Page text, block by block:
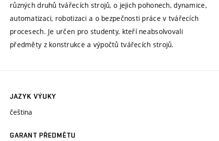
různých druhů tvářecích strojů, o jejich pohonech, dynamice,
automatizaci, robotizaci a o bezpečnosti práce v tvářecích
procesech. Je určen pro studenty, kteří neabsolvovali
předměty z konstrukce a výpočtů tvářecích strojů.
JAZYK VÝUKY
čeština
GARANT PŘEDMĚTU